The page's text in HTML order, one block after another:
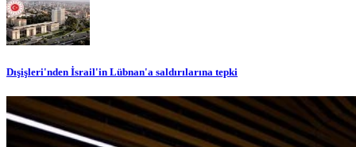
Dışişleri'nden İsrail'in Lübnan'a saldırılarına tepki